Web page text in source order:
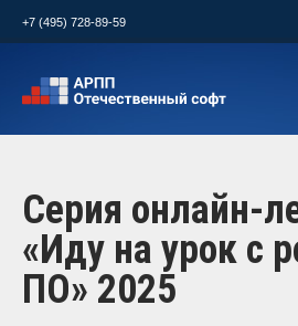
+7 (495) 728-89-59
Серия онлайн-
«Иду на урок с
ПО» 2025